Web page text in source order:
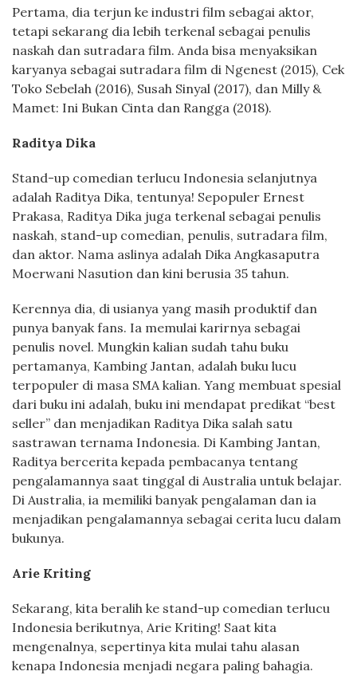
Pertama, dia terjun ke industri film sebagai aktor,
tetapi sekarang dia lebih terkenal sebagai penulis
naskah dan sutradara film. Anda bisa menyaksikan
karyanya sebagai sutradara film di Ngenest (2015), Cek
Toko Sebelah (2016), Susah Sinyal (2017), dan Milly &
Mamet: Ini Bukan Cinta dan Rangga (2018).
Raditya Dika
Stand-up comedian terlucu Indonesia selanjutnya
adalah Raditya Dika, tentunya! Sepopuler Ernest
Prakasa, Raditya Dika juga terkenal sebagai penulis
naskah, stand-up comedian, penulis, sutradara film,
dan aktor. Nama aslinya adalah Dika Angkasaputra
Moerwani Nasution dan kini berusia 35 tahun.
Kerennya dia, di usianya yang masih produktif dan
punya banyak fans. Ia memulai karirnya sebagai
penulis novel. Mungkin kalian sudah tahu buku
pertamanya, Kambing Jantan, adalah buku lucu
terpopuler di masa SMA kalian. Yang membuat spesial
dari buku ini adalah, buku ini mendapat predikat “best
seller” dan menjadikan Raditya Dika salah satu
sastrawan ternama Indonesia. Di Kambing Jantan,
Raditya bercerita kepada pembacanya tentang
pengalamannya saat tinggal di Australia untuk belajar.
Di Australia, ia memiliki banyak pengalaman dan ia
menjadikan pengalamannya sebagai cerita lucu dalam
bukunya.
Arie Kriting
Sekarang, kita beralih ke stand-up comedian terlucu
Indonesia berikutnya, Arie Kriting! Saat kita
mengenalnya, sepertinya kita mulai tahu alasan
kenapa Indonesia menjadi negara paling bahagia.